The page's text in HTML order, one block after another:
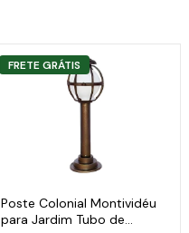
FRETE GRÁTIS
Poste Colonial Montividéu
para Jardim Tubo de